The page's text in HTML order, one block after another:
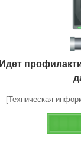
Идет
[Техническая